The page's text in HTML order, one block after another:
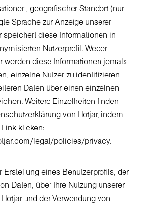
geografischer Standort (nur
Sprache zur Anzeige unserer
speichert diese Informationen in
Nutzerprofil. Weder
werden diese Informationen jemals
einzelne Nutzer zu identifizieren
Daten über einen einzelnen
Weitere Einzelheiten finden
von Hotjar, indem
klicken:
legal/policies/privacy.
Erstellung eines Benutzerprofils, der
Daten, über Ihre Nutzung unserer
und der Verwendung von